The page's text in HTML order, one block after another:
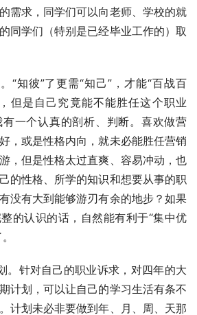
需求，同学们可以向老师、学校的就
同学们（特别是已经毕业工作的）取
“知彼”了更需“知己”，才能“百战百
但是自己究竟能不能胜任这个职业
一个认真的剖析、判断。喜欢做营
，或是性格内向，就未必能胜任营销
，但是性格太过直爽、容易冲动，也
的性格、所学的知识和想要从事的职
没有大到能够游刃有余的地步？如果
的认识的话，自然能有利于“集中优
。针对自己的职业诉求，对四年的大
计划，可以让自己的学习生活有条不
计划未必非要做到年、月、周、天那